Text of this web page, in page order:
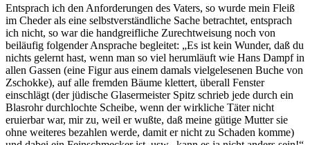
Entsprach ich den Anforderungen des Vaters, so wurde mein Fleiß
im Cheder als eine selbstverständliche Sache betrachtet, entsprach
ich nicht, so war die handgreifliche Zurechtweisung noch von
beiläufig folgender Ansprache begleitet: „Es ist kein Wunder, daß du
nichts gelernt hast, wenn man so viel herumläuft wie Hans Dampf in
allen Gassen (eine Figur aus einem damals vielgelesenen Buche von
Zschokke), auf alle fremden Bäume klettert, überall Fenster
einschlägt (der jüdische Glasermeister Spitz schrieb jede durch ein
Blasrohr durchlochte Scheibe, wenn der wirkliche Täter nicht
eruierbar war, mir zu, weil er wußte, daß meine gütige Mutter sie
ohne weiteres bezahlen werde, damit er nicht zu Schaden komme)